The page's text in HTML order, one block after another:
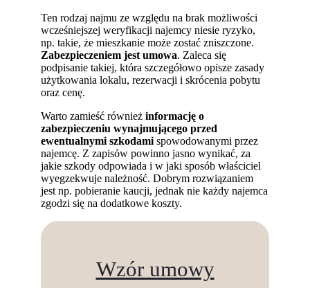
Ten rodzaj najmu ze względu na brak możliwości
wcześniejszej weryfikacji najemcy niesie ryzyko,
np. takie, że mieszkanie może zostać zniszczone.
Zabezpieczeniem jest umowa. Zaleca się
podpisanie takiej, która szczegółowo opisze zasady
użytkowania lokalu, rezerwacji i skrócenia pobytu
oraz cenę.
Warto zamieść również informację o
zabezpieczeniu wynajmującego przed
ewentualnymi szkodamispowodowanymi przez
najemcę. Z zapisów powinno jasno wynikać, za
jakie szkody odpowiada i w jaki sposób właściciel
wyegzekwuje należność. Dobrym rozwiązaniem
jest np. pobieranie kaucji, jednak nie każdy najemca
zgodzi się na dodatkowe koszty.
Wzór umowy